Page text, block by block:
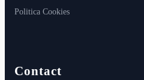
Politica Cookies
Contact